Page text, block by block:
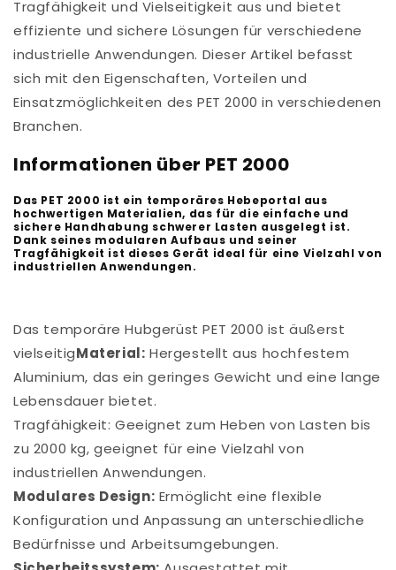
Tragfähigkeit und Vielseitigkeit aus und bietet
effiziente und sichere Lösungen für verschiedene
industrielle Anwendungen. Dieser Artikel befasst
sich mit den Eigenschaften, Vorteilen und
Einsatzmöglichkeiten des PET 2000 in verschiedenen
Branchen.
Informationen über PET 2000
Das PET 2000 ist ein temporäres Hebeportal aus
hochwertigen Materialien, das für die einfache und
sichere Handhabung schwerer Lasten ausgelegt ist.
Dank seines modularen Aufbaus und seiner
Tragfähigkeit ist dieses Gerät ideal für eine Vielzahl von
industriellen Anwendungen.
Das temporäre Hubgerüst PET 2000 ist äußerst
vielseitigMaterial: Hergestellt aus hochfestem
Aluminium, das ein geringes Gewicht und eine lange
Lebensdauer bietet.
Tragfähigkeit: Geeignet zum Heben von Lasten bis
zu 2000 kg, geeignet für eine Vielzahl von
industriellen Anwendungen.
Modulares Design: Ermöglicht eine flexible
Konfiguration und Anpassung an unterschiedliche
Bedürfnisse und Arbeitsumgebungen.